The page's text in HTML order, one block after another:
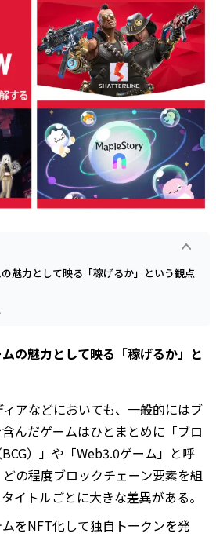
魅力として映る「稼げるか」という観点
の魅力として映る「稼げるか」と
アなどにおいても、一般的にはブ
んだゲームはひとまとめに「ブロ
）」や「Web3.0ゲーム」と呼
の程度ブロックチェーン要素を組
イトルごとに大きな差異がある。
をNFT化して独自トークンを発